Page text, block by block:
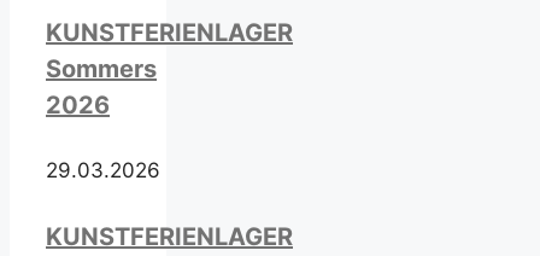
KUNSTFERIENLAGER
Sommers
2026
29.03.2026
KUNSTFERIENLAGER